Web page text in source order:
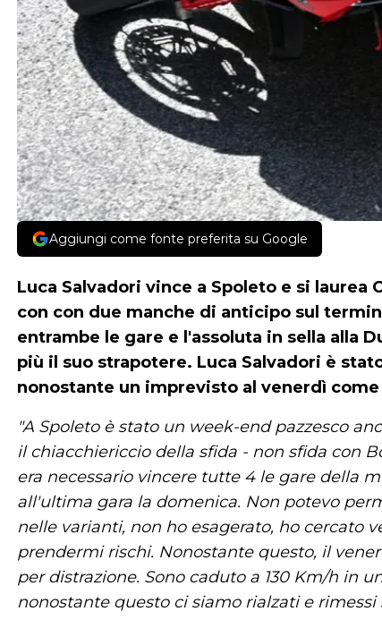
Aggiungi come fonte preferita su Google
Luca Salvadori vince a Spoleto e si laurea
con con due manche di anticipo sul
entrambe le gare e l'assoluta in sella alla
più il suo strapotere. Luca Salvadori è
nonostante un imprevisto al venerdì
"A Spoleto è stato un week-end pazzesco
il chiacchiericcio della sfida - non sfida con
era necessario vincere tutte 4 le gare della
all'ultima gara la domenica. Non potevo
nelle varianti, non ho esagerato, ho cercato
prendermi rischi. Nonostante questo, il
per distrazione. Sono caduto a 130 Km/h in
nonostante questo ci siamo rialzati e rimessi